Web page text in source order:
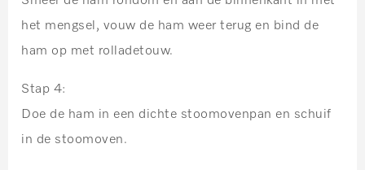
het mengsel, vouw de ham weer terug en bind de
ham op met rolladetouw.
Stap 4:
Doe de ham in een dichte stoomovenpan en schuif
in de stoomoven.